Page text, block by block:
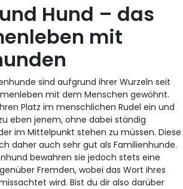
Hund – das
mit
sind aufgrund ihrer Wurzeln seit
mit dem Menschen gewöhnt.
Platz im menschlichen Rudel ein und
eben jenem, ohne dabei ständig
im Mittelpunkt stehen zu müssen. Diese
daher auch sehr gut als Familienhunde.
bewahren sie jedoch stets eine
Fremden, wobei das Wort ihres
wird. Bist du dir also darüber